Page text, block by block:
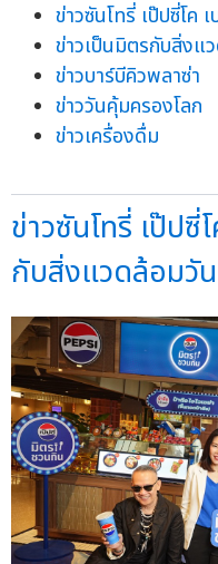
ข่าวซันโทรี่ เป๊ปซี่โค เ
ข่าวเป็นมิตรกับสิ่งแ
ข่าวบาร์บีคิวพลาซ่า
ข่าววันคุ้มครองโลก
ข่าวเครื่องดื่ม
ข่าวซันโทรี่ เป๊ปซี่
กับสิ่งแวดล้อมวั